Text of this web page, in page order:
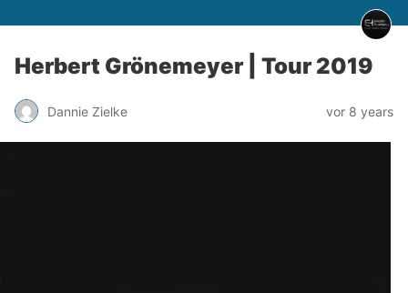
Herbert Grönemeyer | Tour 2019
Dannie Zielke vor 8 years